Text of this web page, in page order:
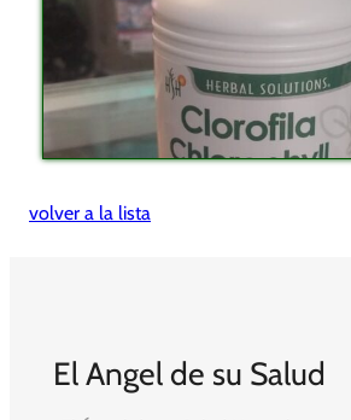
volver a la lista
El Angel de su Salud